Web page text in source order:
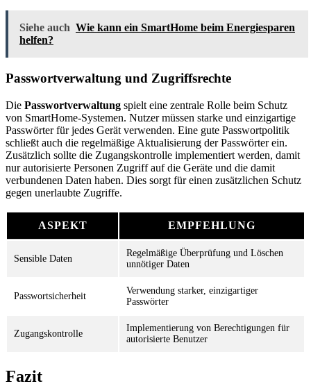
Siehe auch Wie kann ein SmartHome beim Energiesparen
helfen?
Passwortverwaltung und Zugriffsrechte
Die Passwortverwaltung spielt eine zentrale Rolle beim Schutz
von SmartHome-Systemen. Nutzer müssen starke und einzigartige
Passwörter für jedes Gerät verwenden. Eine gute Passwortpolitik
schließt auch die regelmäßige Aktualisierung der Passwörter ein.
Zusätzlich sollte die Zugangskontrolle implementiert werden, damit
nur autorisierte Personen Zugriff auf die Geräte und die damit
verbundenen Daten haben. Dies sorgt für einen zusätzlichen Schutz
gegen unerlaubte Zugriffe.
ASPEKT EMPFEHLUNG
Sensible Daten
Regelmäßige Überprüfung und Löschen
unnötiger Daten
Passwortsicherheit
Verwendung starker, einzigartiger
Passwörter
Zugangskontrolle
Implementierung von Berechtigungen für
autorisierte Benutzer
Fazit